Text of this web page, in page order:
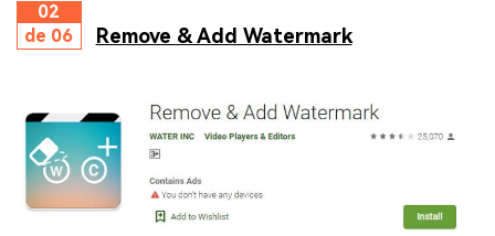
02
de 06
Remove & Add Watermark